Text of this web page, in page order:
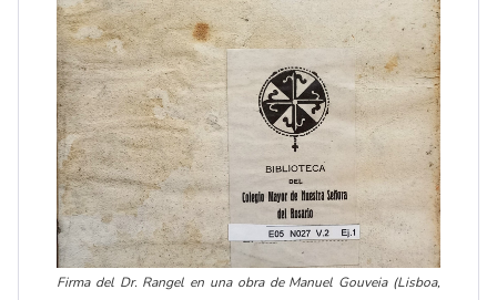
Firma del Dr. Rangel en una obra de Manuel Gouveia (Lisboa,